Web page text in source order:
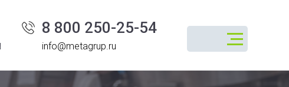
8 800 250-25-54
info@metagrup.ru